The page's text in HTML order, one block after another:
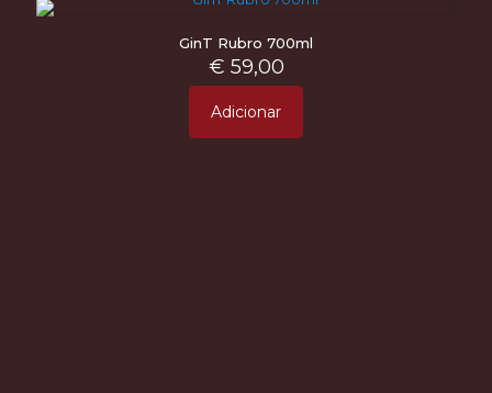
GinT Rubro 700ml
€ 59,00
Adicionar